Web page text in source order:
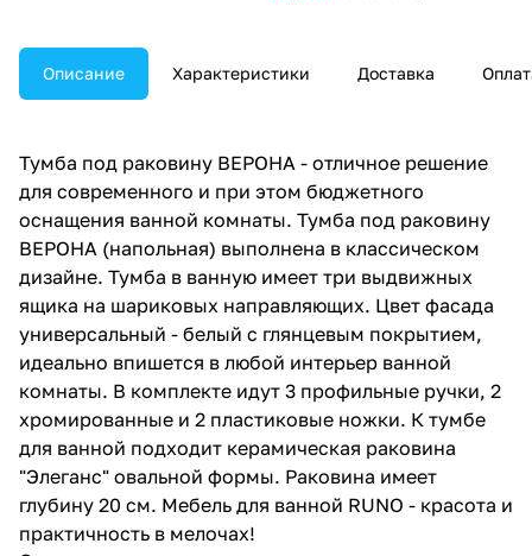
Описание Характеристики Доставка
Тумба под раковину ВЕРОНА - отличное решение
для современного и при этом бюджетного
оснащения ванной комнаты. Тумба под раковину
ВЕРОНА (напольная) выполнена в классическом
дизайне. Тумба в ванную имеет три выдвижных
ящика на шариковых направляющих. Цвет фасада
универсальный - белый с глянцевым покрытием,
идеально впишется в любой интерьер ванной
комнаты. В комплекте идут 3 профильные ручки, 2
хромированные и 2 пластиковые ножки. К тумбе
для ванной подходит керамическая раковина
"Элеганс" овальной формы. Раковина имеет
глубину 20 см. Мебель для ванной RUNO - красота и
практичность в мелочах!